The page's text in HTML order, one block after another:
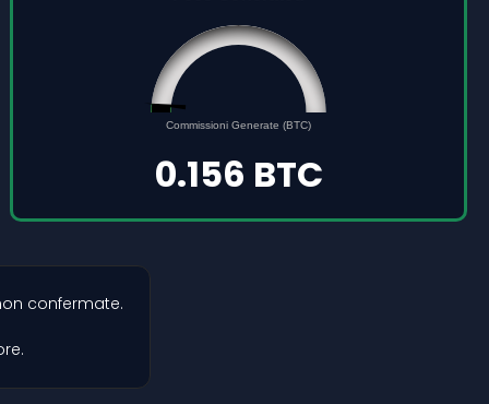
Commissioni Generate (BTC)
0.156 BTC
confermate.